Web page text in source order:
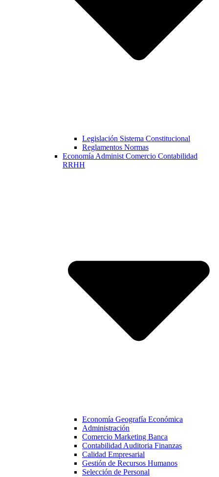
Legislación Sistema Constitucional
Reglamentos Normas
Economía Administ Comercio Contabilidad
RRHH
Economía Geografía Económica
Administración
Comercio Marketing Banca
Contabilidad Auditoria Finanzas
Calidad Empresarial
Gestión de Recursos Humanos
Selección de Personal